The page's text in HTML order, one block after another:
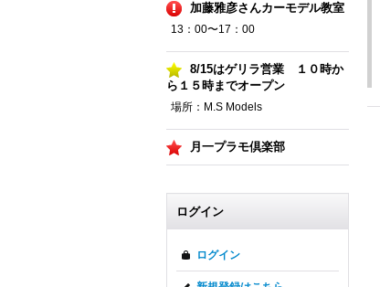
加藤雅彦さんカーモデル教室
13：00〜17：00
8/15はゲリラ営業 １０時か
ら１５時までオープン
場所：M.S Models
月一プラモ倶楽部
ログイン
ログイン